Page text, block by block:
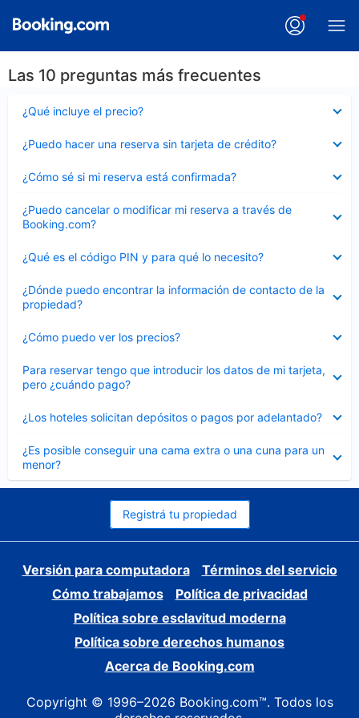
Las 10 preguntas más frecuentes
¿Qué incluye el precio?
cerrado
¿Puedo hacer una reserva sin tarjeta de crédito?
cerrado
¿Cómo sé si mi reserva está confirmada?
cerrado
¿Puedo cancelar o modificar mi reserva a través de
Booking.com?
cerrado
¿Qué es el código PIN y para qué lo necesito?
cerrado
¿Dónde puedo encontrar la información de contacto de la
propiedad?
cerrado
¿Cómo puedo ver los precios?
cerrado
Para reservar tengo que introducir los datos de mi tarjeta,
pero ¿cuándo pago?
cerrado
¿Los hoteles solicitan depósitos o pagos por adelantado?
cerrado
¿Es posible conseguir una cama extra o una cuna para un
menor?
cerrado
Registrá tu propiedad
Versión para computadora
Términos del servicio
Cómo trabajamos
Política de privacidad
Política sobre esclavitud moderna
Política sobre derechos humanos
Acerca de Booking.com
Copyright © 1996–2026 Booking.com™. Todos los